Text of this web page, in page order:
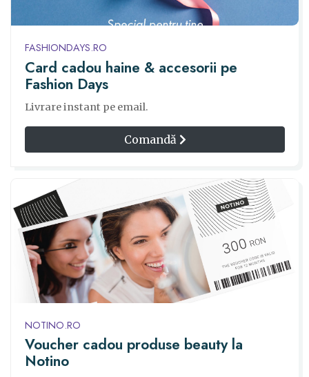
FASHIONDAYS.RO
Card cadou haine & accesorii pe
Fashion Days
Livrare instant pe email.
Comandă
NOTINO.RO
Voucher cadou produse beauty la
Notino